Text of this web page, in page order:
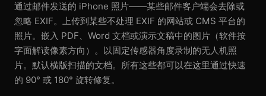
通过邮件发送的 iPhone 照片——某些邮件客户端会去除或
忽略 EXIF。上传到某些不处理 EXIF 的网站或 CMS 平台的
照片。嵌入 PDF、Word 文档或演示文稿中的图片（软件按
字面解读像素方向）。以固定传感器角度录制的无人机照
片。默认横版扫描的文档。所有这些都可以在这里通过快速
的 90° 或 180° 旋转修复。